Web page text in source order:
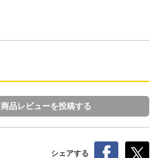
商品レビューを投稿する
シェアする